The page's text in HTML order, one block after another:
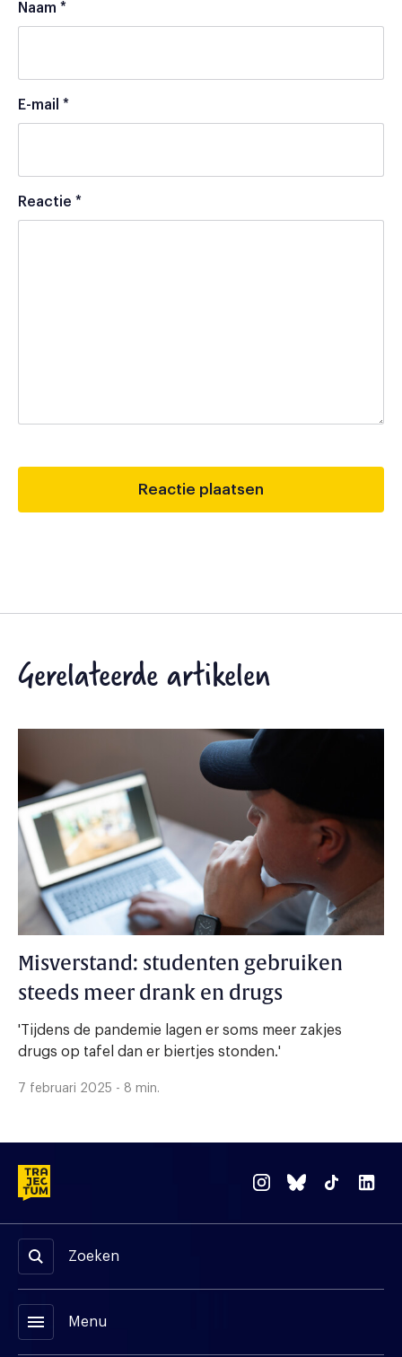
Naam *
E-mail *
Reactie *
Gerelateerde artikelen
Misverstand: studenten gebruiken
steeds meer drank en drugs
'Tijdens de pandemie lagen er soms meer zakjes
drugs op tafel dan er biertjes stonden.'
7 februari 2025 - 8 min.
Zoeken
menu Menu